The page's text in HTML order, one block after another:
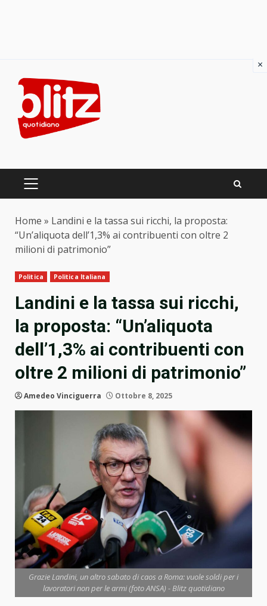
content
PRIMARY
Home » Landini e la tassa sui ricchi, la proposta:
“Un’aliquota dell’1,3% ai contribuenti con oltre 2
milioni di patrimonio”
Politica Politica Italiana
Landini e la tassa sui ricchi,
la proposta: “Un’aliquota
dell’1,3% ai contribuenti con
oltre 2 milioni di patrimonio”
Amedeo Vinciguerra Ottobre 8, 2025
Grazie Landini, un altro sabato di caos a Roma: vuole soldi per i
lavoratori non per le armi (foto ANSA) - Blitz quotidiano
×